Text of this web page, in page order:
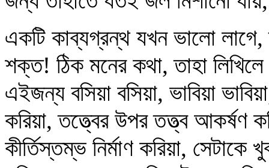
একটি কাব্যগ্রন্থ যখন ভালো
শক্ত! ঠিক মনের কথা, তাহা
এইজন্য বসিয়া বসিয়া, ভাবিয়া
করিয়া, তত্ত্বের উপর তত্ত্ব আকর্ষণ
কীর্তিস্তম্ভ নির্মাণ করিয়া,